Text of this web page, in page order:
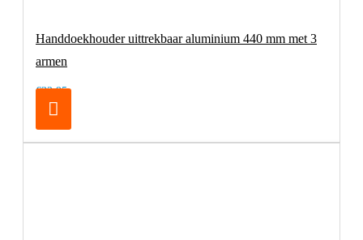
Handdoekhouder uittrekbaar aluminium 440 mm met 3
armen
€32,95